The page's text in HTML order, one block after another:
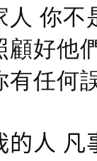
你
好他
任何
的人